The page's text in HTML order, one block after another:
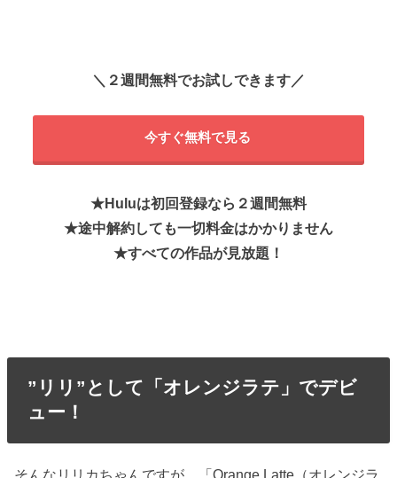
＼２週間無料でお試しできます／
今すぐ無料で見る
★Huluは初回登録なら２週間無料
★途中解約しても一切料金はかかりません
★すべての作品が見放題！
”リリ”として「オレンジラテ」でデビ
ュー！
そんなリリカちゃんですが、「Orange Latte（オレンジラ